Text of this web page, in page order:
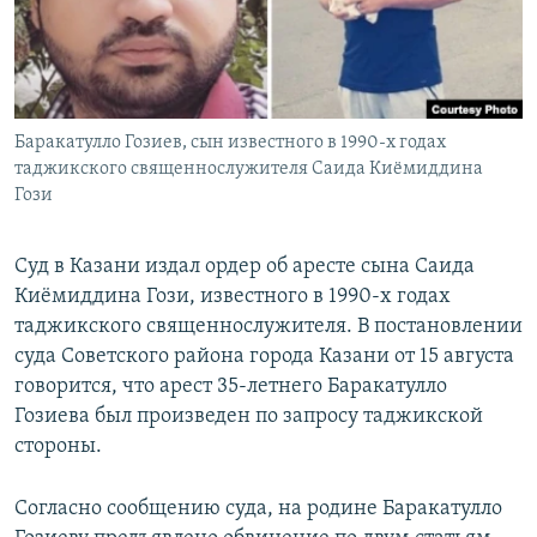
Баракатулло Гозиев, сын известного в 1990-х годах
таджикского священнослужителя Саида Киёмиддина
Гози
Суд в Казани издал ордер об аресте сына Саида
Киёмиддина Гози, известного в 1990-х годах
таджикского священнослужителя. В постановлении
суда Советского района города Казани от 15 августа
говорится, что арест 35-летнего Баракатулло
Гозиева был произведен по запросу таджикской
стороны.
Согласно сообщению суда, на родине Баракатулло